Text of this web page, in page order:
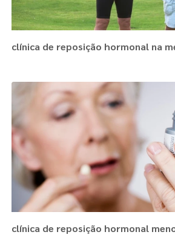
clínica de reposição hormonal na
clínica de reposição hormonal